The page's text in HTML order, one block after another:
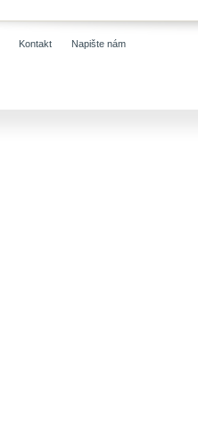
Kontakt Napište nám